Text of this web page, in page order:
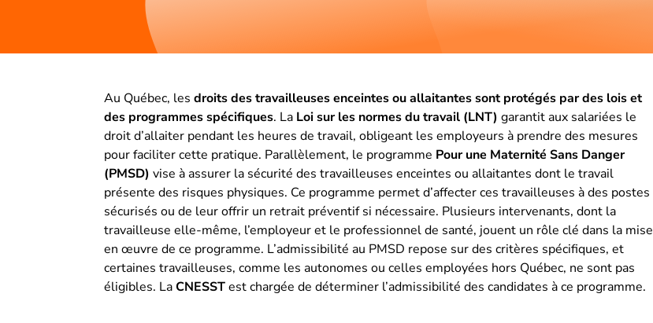
Au Québec, les droits des travailleuses enceintes ou allaitantes sont protégés par des lois et
des programmes spécifiques. La Loi sur les normes du travail (LNT) garantit aux salariées le
droit d’allaiter pendant les heures de travail, obligeant les employeurs à prendre des mesures
pour faciliter cette pratique. Parallèlement, le programme Pour une Maternité Sans Danger
(PMSD) vise à assurer la sécurité des travailleuses enceintes ou allaitantes dont le travail
présente des risques physiques. Ce programme permet d’affecter ces travailleuses à des postes
sécurisés ou de leur offrir un retrait préventif si nécessaire. Plusieurs intervenants, dont la
travailleuse elle-même, l’employeur et le professionnel de santé, jouent un rôle clé dans la mise
en œuvre de ce programme. L’admissibilité au PMSD repose sur des critères spécifiques, et
certaines travailleuses, comme les autonomes ou celles employées hors Québec, ne sont pas
éligibles. LaCNESSTest chargée de déterminer l’admissibilité des candidates à ce programme.